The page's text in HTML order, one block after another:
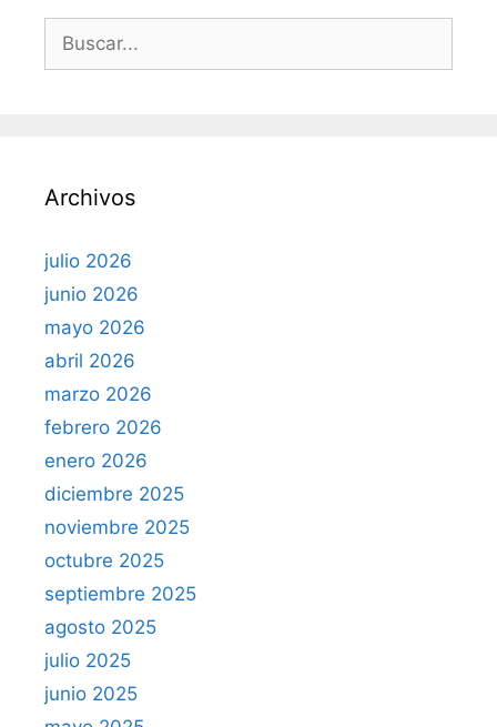
:
Archivos
julio 2026
junio 2026
mayo 2026
abril 2026
marzo 2026
febrero 2026
enero 2026
diciembre 2025
noviembre 2025
octubre 2025
septiembre 2025
agosto 2025
julio 2025
junio 2025